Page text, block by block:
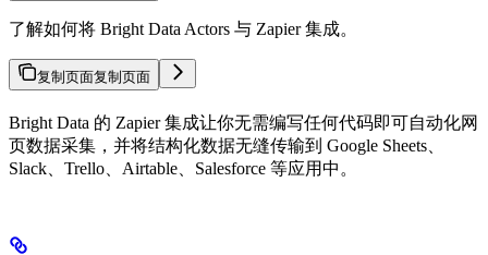
了解如何将 Bright Data Actors 与 Zapier 集成。
复制页面复制页面
Bright Data 的 Zapier 集成让你无需编写任何代码即可自动化网
页数据采集，并将结构化数据无缝传输到 Google Sheets、
Slack、Trello、Airtable、Salesforce 等应用中。